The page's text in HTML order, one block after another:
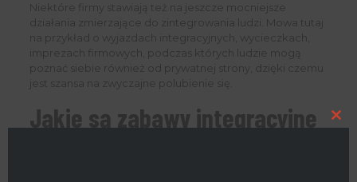
Niektóre firmy stawiają też na jeszcze mocniejsze
działania zmierzające do zintegrowania ludzi. Mowa tutaj
na przykład o wyjazdach integracyjnych, wycieczkach,
imprezach firmowych, podczas których ludzie mogą
poznać siebie również od prywatnej strony, dzięki czemu
jest szansa na zwyczajne polubienie się.
Jakie są zabawy integracyjne